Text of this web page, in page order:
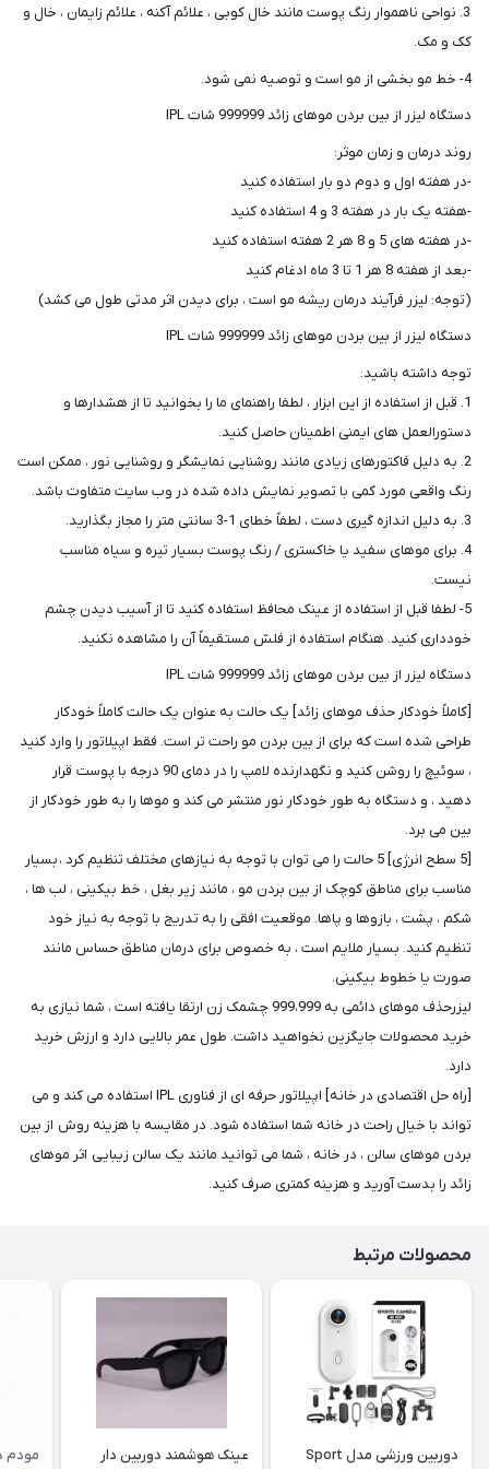
3. نواحی ناهموار رنگ پوست مانند خال کوبی ، علائم آکنه ، علائم زایمان ، خال و
کک و مک.
4- خط مو بخشی از مو است و توصیه نمی شود.
دستگاه لیزر از بین بردن موهای زائد 999999 شات IPL
روند درمان و زمان موثر:
-در هفته اول و دوم دو بار استفاده کنید
-هفته یک بار در هفته 3 و 4 استفاده کنید
-در هفته های 5 و 8 هر 2 هفته استفاده کنید
-بعد از هفته 8 هر 1 تا 3 ماه ادغام کنید
(توجه: لیزر فرآیند درمان ریشه مو است ، برای دیدن اثر مدتی طول می کشد)
دستگاه لیزر از بین بردن موهای زائد 999999 شات IPL
توجه داشته باشید:
1. قبل از استفاده از این ابزار ، لطفا راهنمای ما را بخوانید تا از هشدارها و
دستورالعمل های ایمنی اطمینان حاصل کنید.
2. به دلیل فاکتورهای زیادی مانند روشنایی نمایشگر و روشنایی نور ، ممکن است
رنگ واقعی مورد کمی با تصویر نمایش داده شده در وب سایت متفاوت باشد.
3. به دلیل اندازه گیری دست ، لطفاً خطای 1-3 سانتی متر را مجاز بگذارید.
4. برای موهای سفید یا خاکستری / رنگ پوست بسیار تیره و سیاه مناسب
نیست.
5- لطفا قبل از استفاده از عینک محافظ استفاده کنید تا از آسیب دیدن چشم
خودداری کنید. هنگام استفاده از فلش مستقیماً آن را مشاهده نکنید.
دستگاه لیزر از بین بردن موهای زائد 999999 شات IPL
[کاملاً خودکار حذف موهای زائد] یک حالت به عنوان یک حالت کاملاً خودکار
طراحی شده است که برای از بین بردن مو راحت تر است. فقط اپیلاتور را وارد کنید
، سوئیچ را روشن کنید و نگهدارنده لامپ را در دمای 90 درجه با پوست قرار
دهید ، و دستگاه به طور خودکار نور منتشر می کند و موها را به طور خودکار از
بین می برد.
[5 سطح انرژی] 5 حالت را می توان با توجه به نیازهای مختلف تنظیم کرد ، بسیار
مناسب برای مناطق کوچک از بین بردن مو ، مانند زیر بغل ، خط بیکینی ، لب ها ،
شکم ، پشت ، بازوها و پاها. موقعیت افقی را به تدریج با توجه به نیاز خود
تنظیم کنید. بسیار ملایم است ، به خصوص برای درمان مناطق حساس مانند
صورت یا خطوط بیکینی.
لیزرحذف موهای دائمی به 999،999 چشمک زن ارتقا یافته است ، شما نیازی به
خرید محصولات جایگزین نخواهید داشت. طول عمر بالایی دارد و ارزش خرید
دارد.
[راه حل اقتصادی در خانه] اپیلاتور حرفه ای از فناوری IPL استفاده می کند و می
تواند با خیال راحت در خانه شما استفاده شود. در مقایسه با هزینه روش از بین
بردن موهای سالن ، در خانه ، شما می توانید مانند یک سالن زیبایی اثر موهای
زائد را بدست آورید و هزینه کمتری صرف کنید.
محصولات مرتبط
دوربین ورزشی مدل Sport
عینک هوشمند دوربین دار